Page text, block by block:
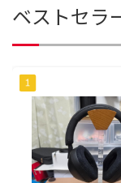
ベストセラ